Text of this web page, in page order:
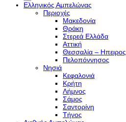
Ελληνικός Αμπελώνας
Περιοχές
Μακεδονία
Θράκη
Στερεά Ελλάδα
Αττική
Θεσσαλία – Hπειρος
Πελοπόννησος
Νησιά
Κεφαλονιά
Κρήτη
Λήμνος
Σάμος
Σαντορίνη
Τήνος